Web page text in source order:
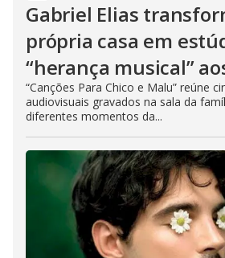
Gabriel Elias
própria casa em
“herança musical”
“Canções Para Chico e Malu” reúne
audiovisuais gravados na sala da
diferentes momentos da...